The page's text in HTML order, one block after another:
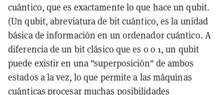
cuántico, que es exactamente lo que hace unqubit.
(Unqubit, abreviatura de bit cuántico, es la unidad
básica de información en un ordenador cuántico. A
diferencia de un bit clásico que es 0 o 1, un qubit
puede existir en una "superposición" de ambos
estados a la vez, lo que permite a las máquinas
cuánticas procesar muchas posibilidades